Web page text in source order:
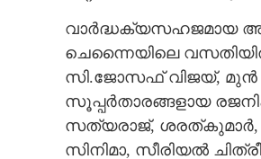
വാർദ്ധക്യസഹജമായ
ചെന്നൈയിലെ
സി.ജോസഫ് വിജയ്, മുൻ
സൂപ്പർതാരങ്ങളായ
സത്യരാജ്, ശരത്‌കുമാർ,
സിനിമാ, സീരിയൽ